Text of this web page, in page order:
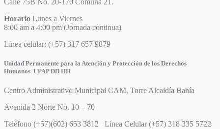
Calle 75B No. 20-170 Comuna 21.
Horario Lunes a Viernes
8:00 am a 4:00 pm (Jornada continua)
Línea celular: (+57) 317 657 9879
Unidad Permanente para la Atención y Protección de los Derechos
Humanos UPAP DD HH
Centro Administrativo Municipal CAM, Torre Alcaldía Bahía
Avenida 2 Norte No. 10 – 70
Teléfono (+57)(602) 653 3812 Línea Celular (+57) 318 335 5722